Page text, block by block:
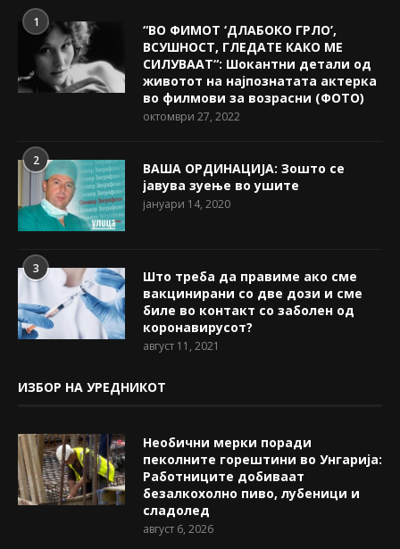
1
“ВО ФИМОТ ‘ДЛАБОКО ГРЛО’,
ВСУШНОСТ, ГЛЕДАТЕ КАКО МЕ
СИЛУВААТ“: Шокантни детали од
животот на најпознатата актерка
во филмови за возрасни (ФОТО)
октомври 27, 2022
2
ВАША ОРДИНАЦИЈА: Зошто се
јавува зуење во ушите
јануари 14, 2020
3
Што треба да правиме ако сме
вакцинирани со две дози и сме
биле во контакт со заболен од
коронавирусот?
август 11, 2021
ИЗБОР НА УРЕДНИКОТ
Необични мерки поради
пеколните горештини во Унгарија:
Работниците добиваат
безалкохолно пиво, лубеници и
сладолед
август 6, 2026